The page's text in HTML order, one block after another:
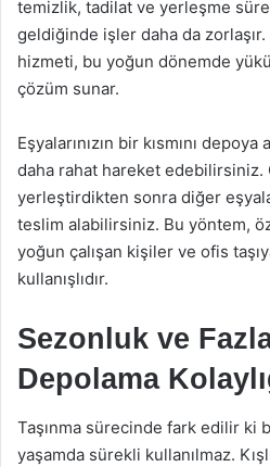
temizlik, tadilat ve yerleşme
geldiğinde işler daha da
hizmeti, bu yoğun dönemde
çözüm sunar.
Eşyalarınızın bir kısmını
daha rahat hareket edebilirsiniz.
yerleştirdikten sonra diğer
teslim alabilirsiniz. Bu yöntem,
yoğun çalışan kişiler ve ofis
kullanışlıdır.
Sezonluk ve
Depolama
Taşınma sürecinde fark edilir ki
yaşamda sürekli kullanılmaz.